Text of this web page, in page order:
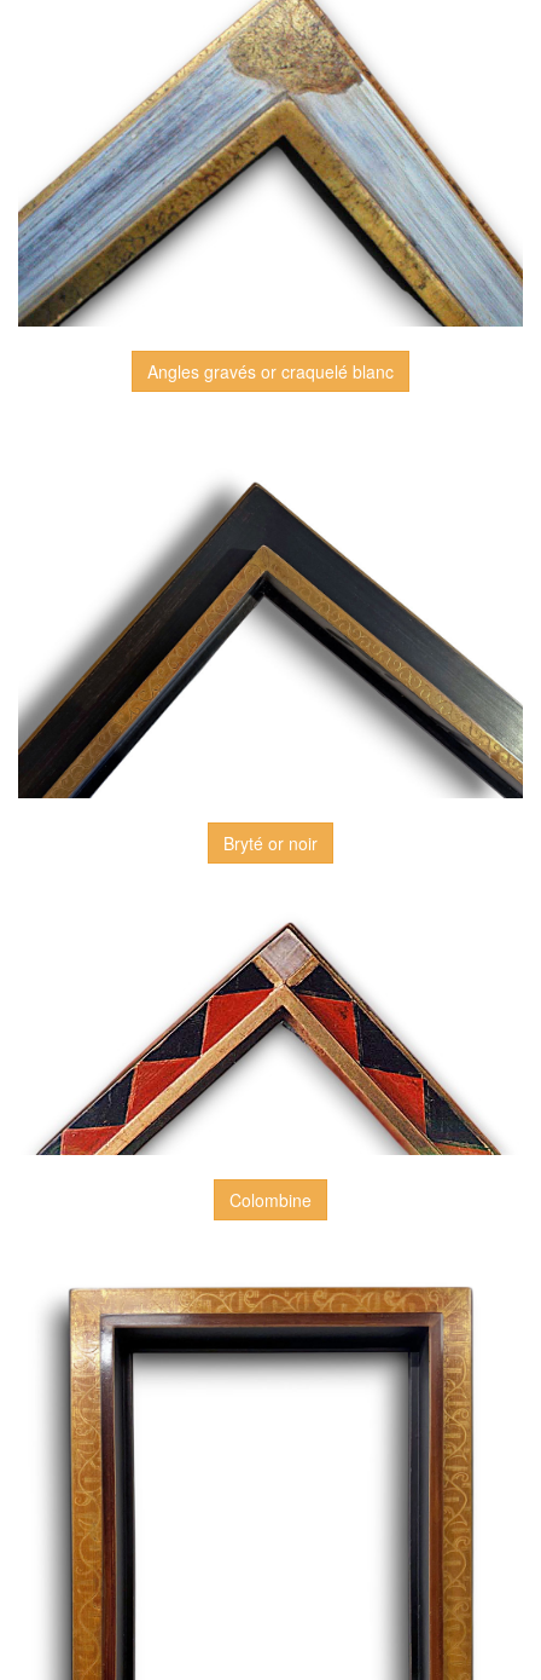
Angles gravés or craquelé blanc
Bryté or noir
Colombine